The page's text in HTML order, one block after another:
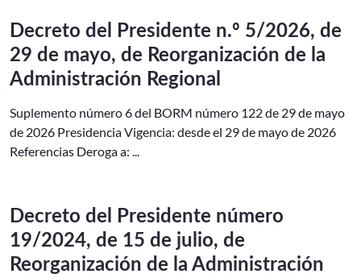
Decreto del Presidente n.º 5/2026, de
29 de mayo, de Reorganización de la
Administración Regional
Suplemento número 6 del BORM número 122 de 29 de mayo
de 2026 Presidencia Vigencia: desde el 29 de mayo de 2026
Referencias Deroga a: ...
Decreto del Presidente número
19/2024, de 15 de julio, de
Reorganización de la Administración